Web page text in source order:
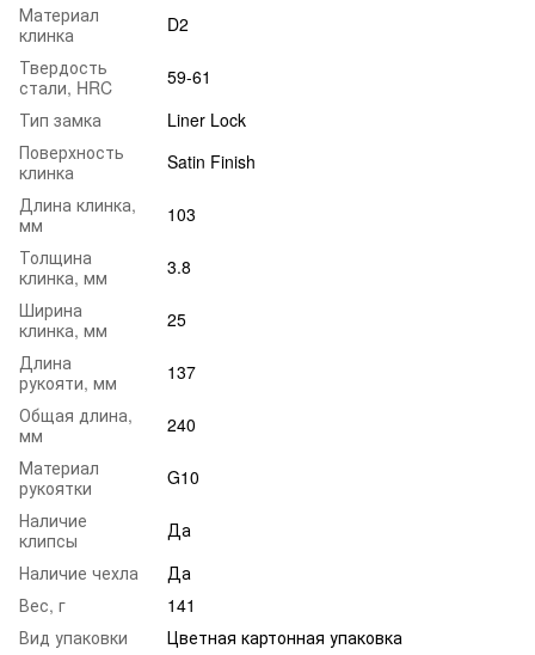
Материал
клинка
D2
Твердость
стали, HRC
59-61
Тип замка
Liner Lock
Поверхность
клинка
Satin Finish
Длина клинка,
мм
103
Толщина
клинка, мм
3.8
Ширина
клинка, мм
25
Длина
рукояти, мм
137
Общая длина,
мм
240
Материал
рукоятки
G10
Наличие
клипсы
Да
Наличие чехла
Да
Вес, г
141
Вид упаковки
Цветная картонная упаковка